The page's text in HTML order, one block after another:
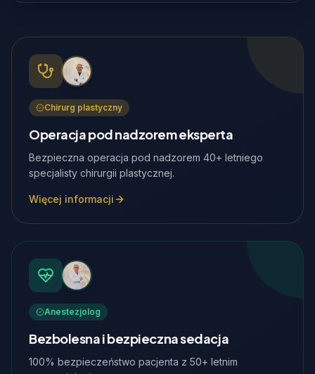
Chirurg plastyczny
Operacja pod nadzorem eksperta
Bezpieczna operacja pod nadzorem 40+ letniego
specjalisty chirurgii plastycznej.
Więcej informacji
Anestezjolog
Bezbolesna i bezpieczna sedacja
100% bezpieczeństwo pacjenta z 50+ letnim